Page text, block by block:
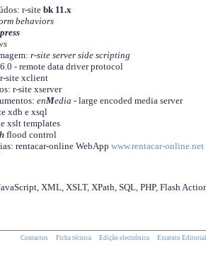
r-site bk 11.x
behaviors
press
r-site server side scripting
- remote data driver protocol
site xclient
r-site xserver
enMedia - large encoded media server
xdb e xsql
xslt templates
flood control
rentacar-online WebApp www.rentacar-online.net
XML, XSLT, XPath, SQL, PHP, Flash
Contactos Ficha técnica Edição electrónica Estatuto Editorial